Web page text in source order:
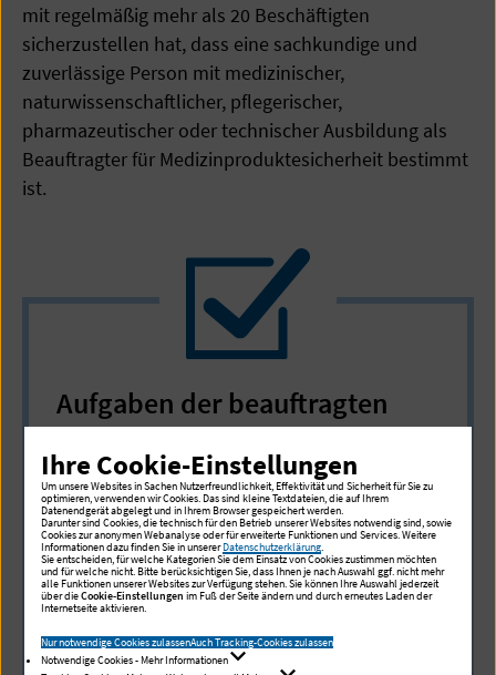
mit regelmäßig mehr als 20 Beschäftigten
sicherzustellen hat, dass eine sachkundige und
zuverlässige Person mit medizinischer,
naturwissenschaftlicher, pflegerischer,
pharmazeutischer oder technischer Ausbildung als
Beauftragter für Medizinproduktesicherheit bestimmt
ist.
Aufgaben der beauftragten
Person
Aufgaben einer Kontaktperson für
Behörden, Hersteller und Vertreiber im
Zusammenhang mit Meldungen über
Risiken von Medizinprodukten sowie bei
der Umsetzung von notwendigen
Koordinierung interner Prozesse der
Ihre Cookie-Einstellungen
Um unsere Websites in Sachen Nutzerfreundlichkeit, Effektivität und Sicherheit für Sie zu
optimieren, verwenden wir Cookies. Das sind kleine Textdateien, die auf Ihrem
Datenendgerät abgelegt und in Ihrem Browser gespeichert werden.
Darunter sind Cookies, die technisch für den Betrieb unserer Websites notwendig sind, sowie
Cookies zur anonymen Webanalyse oder für erweiterte Funktionen und Services. Weitere
Informationen dazu finden Sie in unsererDatenschutzerklärung
Sie entscheiden, für welche Kategorien Sie dem Einsatz von Cookies zustimmen möchten
und für welche nicht. Bitte berücksichtigen Sie, dass Ihnen je nach Auswahl ggf. nicht mehr
alle Funktionen unserer Websites zur Verfügung stehen. Sie können Ihre Auswahl jederzeit
über dieCookie-Einstellungen im Fuß der Seite ändern und durch erneutes Laden der
Internetseite aktivieren.
Nur notwendige Cookies zulassenAuch Tracking-Cookies zulassen
Notwendige Cookies - Mehr Informationen